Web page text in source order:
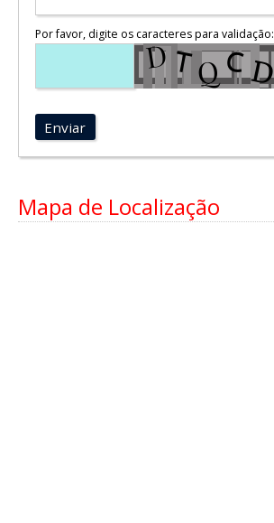
Por favor, digite os caracteres para validação:
Enviar
Mapa de Localização